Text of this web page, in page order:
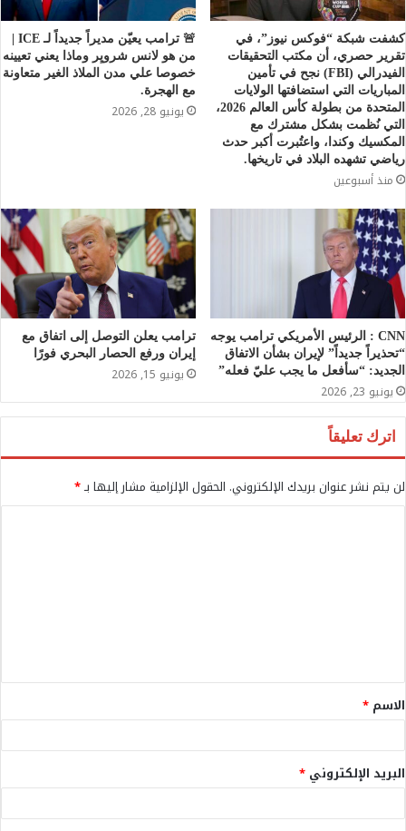
كشفت شبكة “فوكس نيوز”، في
تقرير حصري، أن مكتب التحقيقات
الفيدرالي (FBI) نجح في تأمين
المباريات التي استضافتها الولايات
المتحدة من بطولة كأس العالم 2026،
التي نُظمت بشكل مشترك مع
المكسيك وكندا، واعتُبرت أكبر حدث
رياضي تشهده البلاد في تاريخها.
منذ أسبوعين
من هو لانس شرويِر وماذا يعني تعيينه
خصوصا علي مدن الملاذ الغير متعاونة
مع الهجرة.
يونيو 28, 2026
CNN : الرئيس الأمريكي ترامب يوجه
“تحذيراً جديداً” لإيران بشأن الاتفاق
الجديد: “سأفعل ما يجب عليّ فعله”
يونيو 23, 2026
ترامب يعلن التوصل إلى اتفاق مع
إيران ورفع الحصار البحري فورًا
يونيو 15, 2026
اترك تعليقاً
لن يتم نشر عنوان بريدك الإلكتروني. الحقول الإلزامية مشار إليها بـ*
ق
*
الاسم *
البريد الإلكتروني *